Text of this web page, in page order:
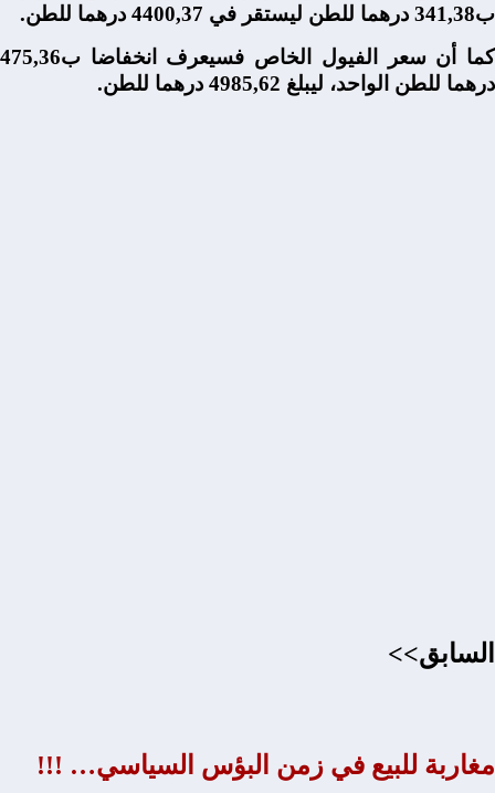
ب341,38 درهما للطن ليستقر في 4400,37 درهما للطن.
كما أن سعر الفيول الخاص فسيعرف انخفاضا ب475,36
درهما للطن الواحد، ليبلغ 4985,62 درهما للطن.
السابق>>
مغاربة للبيع في زمن البؤس السياسي… !!!